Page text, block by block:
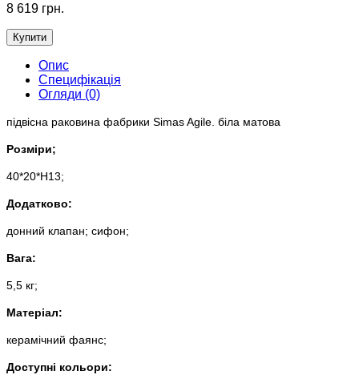
8 619 грн.
Купити
Опис
Специфікація
Огляди (0)
підвісна раковина фабрики Simas Agile. біла матова
Розміри;
40*20*Н13;
Додатково:
донний клапан; сифон;
Вага:
5,5 кг;
Матеріал:
керамічний фаянс;
Доступні кольори: